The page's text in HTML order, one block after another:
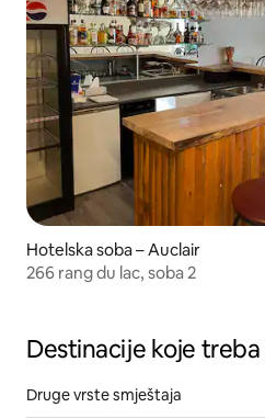
Hotelska soba – Auclair
266 rang du lac, soba 2
Destinacije koje
Druge vrste smještaja